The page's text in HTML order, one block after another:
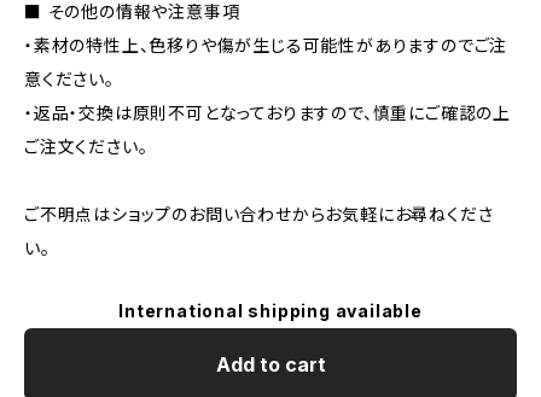
■ その他の情報や注意事項
・素材の特性上、色移りや傷が生じる可能性がありますのでご注
意ください。
・返品・交換は原則不可となっておりますので、慎重にご確認の上
ご注文ください。
ご不明点はショップのお問い合わせからお気軽にお尋ねくださ
い。
International shipping available
Add to cart